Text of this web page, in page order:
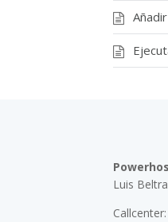
Luis
Callcenter: